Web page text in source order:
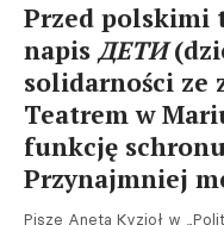
Przed polskimi
napis ДЕТИ
solidarności ze
Teatrem w
funkcję
Przynajmniej
Pisze Aneta Kyzioł w